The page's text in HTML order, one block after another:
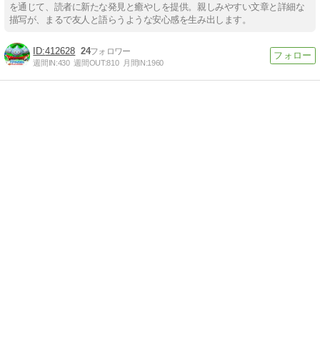
を通じて、読者に新たな発見と癒やしを提供。親しみやすい文章と詳細な
描写が、まるで友人と語らうような安心感を生み出します。
412628 24
週間IN:430 週間OUT:810 月間IN:1960